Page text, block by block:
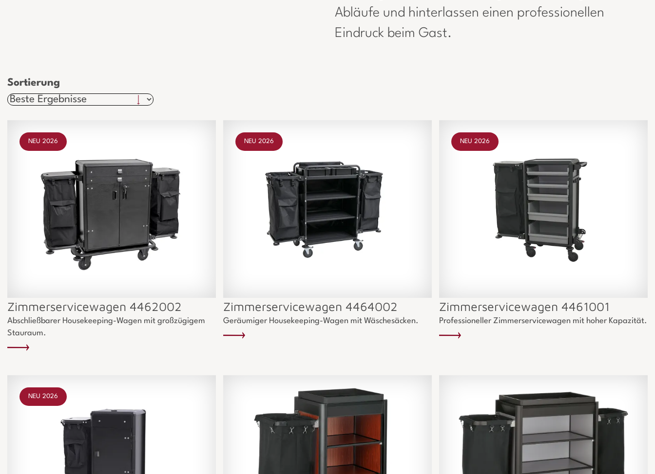
Abläufe und hinterlassen einen professionellen
Eindruck beim Gast.
Sortierung
NEU 2026
Zimmerservicewagen 4462002
Abschließbarer Housekeeping-Wagen mit großzügigem
Stauraum.
NEU 2026
Zimmerservicewagen 4464002
Geräumiger Housekeeping-Wagen mit Wäschesäcken.
NEU 2026
Zimmerservicewagen 4461001
Professioneller Zimmerservicewagen mit hoher Kapazität.
NEU 2026